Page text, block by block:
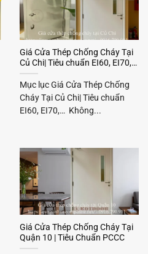
Giá Cửa Thép Chống Cháy Tại
Củ Chi| Tiêu chuẩn EI60, EI70,…
Mục lục Giá Cửa Thép Chống
Cháy Tại Củ Chi| Tiêu chuẩn
EI60, EI70,… Không...
Giá Cửa Thép Chống Cháy Tại
Quận 10 | Tiêu Chuẩn PCCC